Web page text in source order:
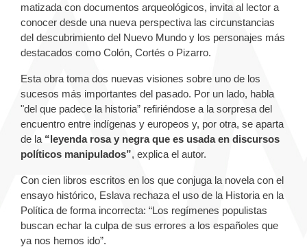
matizada con documentos arqueológicos, invita al lector a
conocer desde una nueva perspectiva las circunstancias
del descubrimiento del Nuevo Mundo y los personajes más
destacados como Colón, Cortés o Pizarro.
Esta obra toma dos nuevas visiones sobre uno de los
sucesos más importantes del pasado. Por un lado, habla
"del que padece la historia” refiriéndose a la sorpresa del
encuentro entre indígenas y europeos y, por otra, se aparta
de la “leyenda rosa y negra que es usada en discursos
políticos manipulados”, explica el autor.
Con cien libros escritos en los que conjuga la novela con el
ensayo histórico, Eslava rechaza el uso de la Historia en la
Política de forma incorrecta: “Los regímenes populistas
buscan echar la culpa de sus errores a los españoles que
ya nos hemos ido”.